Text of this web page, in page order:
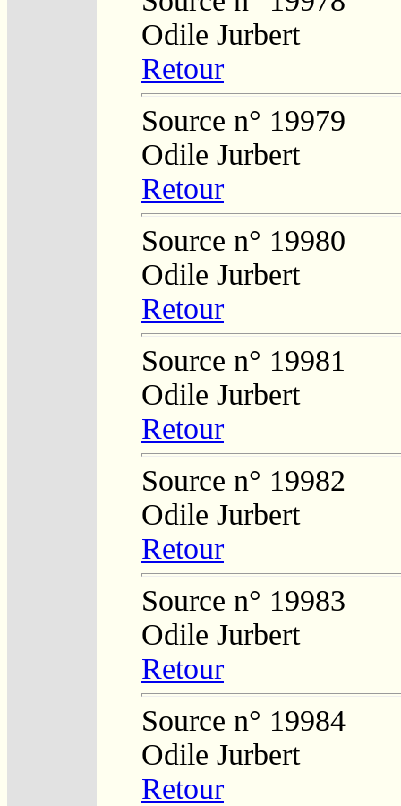
Odile Jurbert
Retour
Source n° 19979
Odile Jurbert
Retour
Source n° 19980
Odile Jurbert
Retour
Source n° 19981
Odile Jurbert
Retour
Source n° 19982
Odile Jurbert
Retour
Source n° 19983
Odile Jurbert
Retour
Source n° 19984
Odile Jurbert
Retour